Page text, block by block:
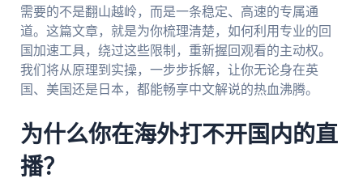
需要的不是翻山越岭，而是一条稳定、高速的专属通
道。这篇文章，就是为你梳理清楚，如何利用专业的回
国加速工具，绕过这些限制，重新握回观看的主动权。
我们将从原理到实操，一步步拆解，让你无论身在英
国、美国还是日本，都能畅享中文解说的热血沸腾。
为什么你在海外打不开国内的直
播？